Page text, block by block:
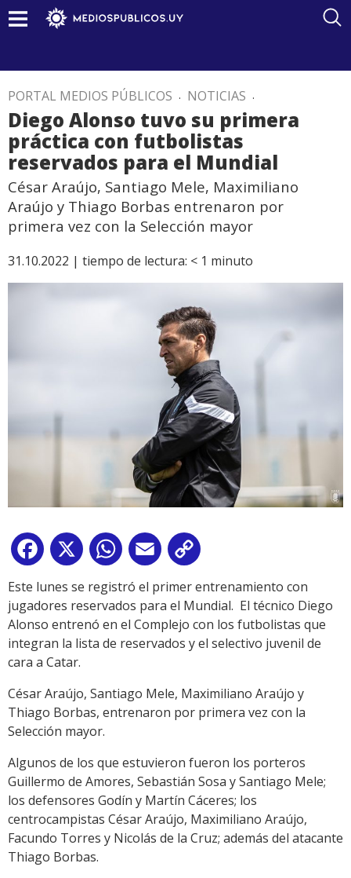
PORTAL MEDIOS PÚBLICOS . NOTICIAS .
Diego Alonso tuvo su primera
práctica con futbolistas
reservados para el Mundial
César Araújo, Santiago Mele, Maximiliano
Araújo y Thiago Borbas entrenaron por
primera vez con la Selección mayor
31.10.2022 | tiempo de lectura: < 1 minuto
Facebook
X WhatsApp
Email
Link
Este lunes se registró el primer entrenamiento con
jugadores reservados para el Mundial. El técnico Diego
Alonso entrenó en el Complejo con los futbolistas que
integran la lista de reservados y el selectivo juvenil de
cara a Catar.
César Araújo, Santiago Mele, Maximiliano Araújo y
Thiago Borbas, entrenaron por primera vez con la
Selección mayor.
Algunos de los que estuvieron fueron los porteros
Guillermo de Amores, Sebastián Sosa y Santiago Mele;
los defensores Godín y Martín Cáceres; los
centrocampistas César Araújo, Maximiliano Araújo,
Facundo Torres y Nicolás de la Cruz; además del atacante
Thiago Borbas.